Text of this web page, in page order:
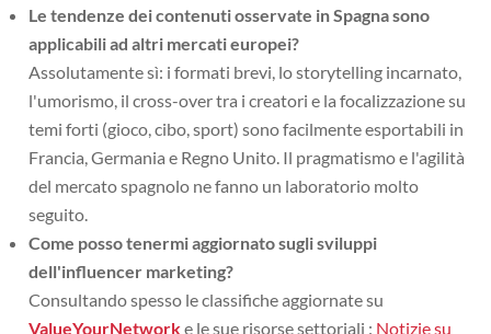
Le tendenze dei contenuti osservate in Spagna sono
applicabili ad altri mercati europei?
Assolutamente sì: i formati brevi, lo storytelling incarnato,
l'umorismo, il cross-over tra i creatori e la focalizzazione su
temi forti (gioco, cibo, sport) sono facilmente esportabili in
Francia, Germania e Regno Unito. Il pragmatismo e l'agilità
del mercato spagnolo ne fanno un laboratorio molto
seguito.
Come posso tenermi aggiornato sugli sviluppi
dell'influencer marketing?
Consultando spesso le classifiche aggiornate su
ValueYourNetworke le sue risorse settoriali : Notizie su